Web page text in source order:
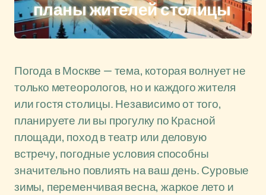
планы жителей столицы
Погода в Москве — тема, которая волнует не
только метеорологов, но и каждого жителя
или гостя столицы. Независимо от того,
планируете ли вы прогулку по Красной
площади, поход в театр или деловую
встречу, погодные условия способны
значительно повлиять на ваш день. Суровые
зимы, переменчивая весна, жаркое лето и